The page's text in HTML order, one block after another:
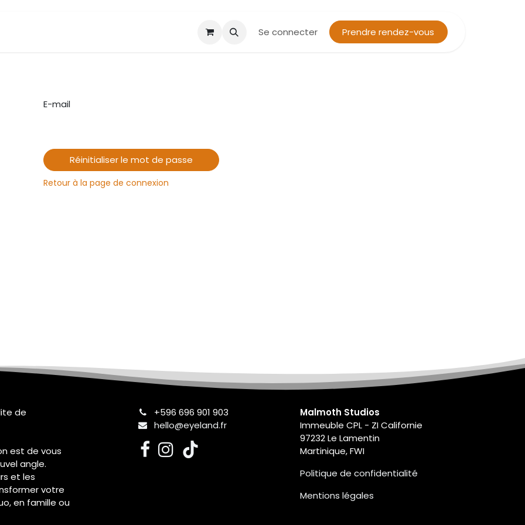
Contact Se connecter Prendre rendez-vous
E-mail
Réinitialiser le mot de passe
Retour à la page de connexion
+596 696 901 903​
hello@eyeland.fr
Malmoth Studios
Immeuble CPL - ZI Californie
97232 Le Lamentin
Martinique, FWI
Politi​que de con​fidentialité
Mentions légale​s
de
est de vous
angle.
et les
votre
en famille ou